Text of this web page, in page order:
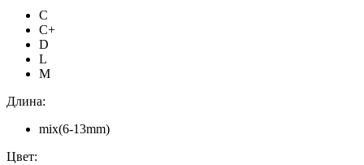
C
C+
D
L
M
Длина:
mix(6-13mm)
Цвет: